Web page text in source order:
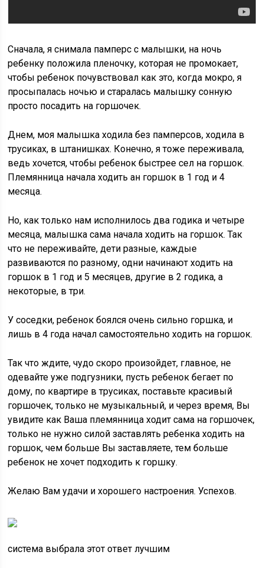
Сначала, я снимала памперс с малышки, на ночь
ребенку положила пленочку, которая не промокает,
чтобы ребенок почувствовал как это, когда мокро, я
просыпалась ночью и старалась малышку сонную
просто посадить на горшочек.
Днем, моя малышка ходила без памперсов, ходила в
трусиках, в штанишках. Конечно, я тоже переживала,
ведь хочется, чтобы ребенок быстрее сел на горшок.
Племянница начала ходить ан горшок в 1 год и 4
месяца.
Но, как только нам исполнилось два годика и четыре
месяца, малышка сама начала ходить на горшок. Так
что не переживайте, дети разные, каждые
развиваются по разному, одни начинают ходить на
горшок в 1 год и 5 месяцев, другие в 2 годика, а
некоторые, в три.
У соседки, ребенок боялся очень сильно горшка, и
лишь в 4 года начал самостоятельно ходить на горшок.
Так что ждите, чудо скоро произойдет, главное, не
одевайте уже подгузники, пусть ребенок бегает по
дому, по квартире в трусиках, поставьте красивый
горшочек, только не музыкальный, и через время, Вы
увидите как Ваша племянница ходит сама на горшочек,
только не нужно силой заставлять ребенка ходить на
горшок, чем больше Вы заставляете, тем больше
ребенок не хочет подходить к горшку.
Желаю Вам удачи и хорошего настроения. Успехов.
система выбрала этот ответ лучшим